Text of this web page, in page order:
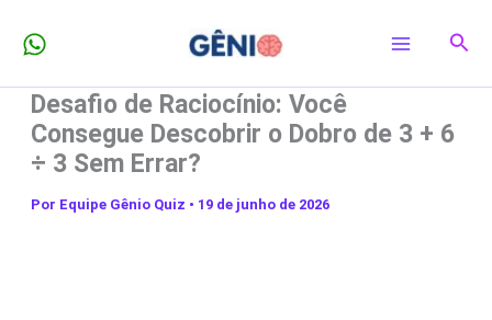
para
conteúdo
Desafio de Raciocínio: Você
Consegue Descobrir o Dobro de 3 + 6
÷ 3 Sem Errar?
Por Equipe Gênio Quiz • 19 de junho de 2026